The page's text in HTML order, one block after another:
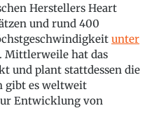
Herstellers Heart
und rund 400
unter
Mittlerweile hat das
und plant stattdessen die
gibt es weltweit
Entwicklung von